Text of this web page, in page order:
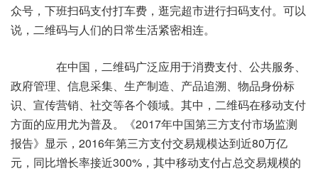
众号，下班扫码支付打车费，逛完超市进行扫码支付。可以
说，二维码与人们的日常生活紧密相连。
在中国，二维码广泛应用于消费支付、公共服务、
政府管理、信息采集、生产制造、产品追溯、物品身份标
识、宣传营销、社交等各个领域。其中，二维码在移动支付
方面的应用尤为普及。《2017年中国第三方支付市场监测
报告》显示，2016年第三方支付交易规模达到近80万亿
元，同比增长率接近300%，其中移动支付占总交易规模的